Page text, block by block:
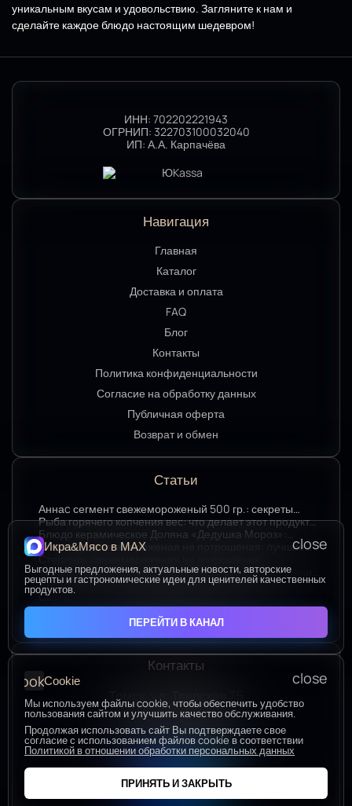
уникальным вкусам и удовольствию. Загляните к нам и
сделайте каждое блюдо настоящим шедевром!
ИНН: 702202221943
ОГРНИП: 322703100032040
ИП: А.А. Карпачёва
Навигация
Главная
Каталог
Доставка и оплата
FAQ
Блог
Контакты
Политика конфиденциальности
Согласие на обработку данных
Публичная оферта
Возврат и обмен
Статьи
Аннаc сегмент свежемороженый 500 гр.: секреты
хранения и лучшие способы подачи
Рыба горячего копчения вес: что делает этот продукт
любимым среди ценителей
Блюдо керамическое Доляна «Дедушка Мороз»:
изюминка праздничного стола в ярком красном цвете
Стерлядь свежемороженая не потрошеная: лучшие
гастрономические сочетания для насыщенного вкуса
Стерлядь свежемороженая не потрошеная:
особенности выбора и использования в кулинарии
Термопакет 42*50: надёжный помощник в сохранении
свежести и удобстве хранения
Икра зернистая осетровых рыб Exclusive 50 гр.:
секреты идеальных сочетаний для гурманов
Сыр творожный 400 гр. от Брюкке — нежный сыр с
большим гастрономическим потенциалом
ЧИТАТЬ ВСЕ СТАТЬИ
Контакты
Томск, ул. Тверская 75
ПОСТРОИТЬ МАРШРУТ
Пн-Пт с 10:00 до 20:00
Сб-Вс с 10:00 до 19:00
+7 (906) 955-60-93
close
Икра&Мясо в МАХ
Выгодные предложения, актуальные новости, авторские
рецепты и гастрономические идеи для ценителей качественных
продуктов.
ПЕРЕЙТИ В КАНАЛ
close
cookieCookie
Мы используем файлы cookie, чтобы обеспечить удобство
пользования сайтом и улучшить качество обслуживания.
Продолжая использовать сайт Вы подтверждаете свое
согласие с использованием файлов cookie в соответствии
Политикой в отношении обработки персональных данных
ПРИНЯТЬ И ЗАКРЫТЬ